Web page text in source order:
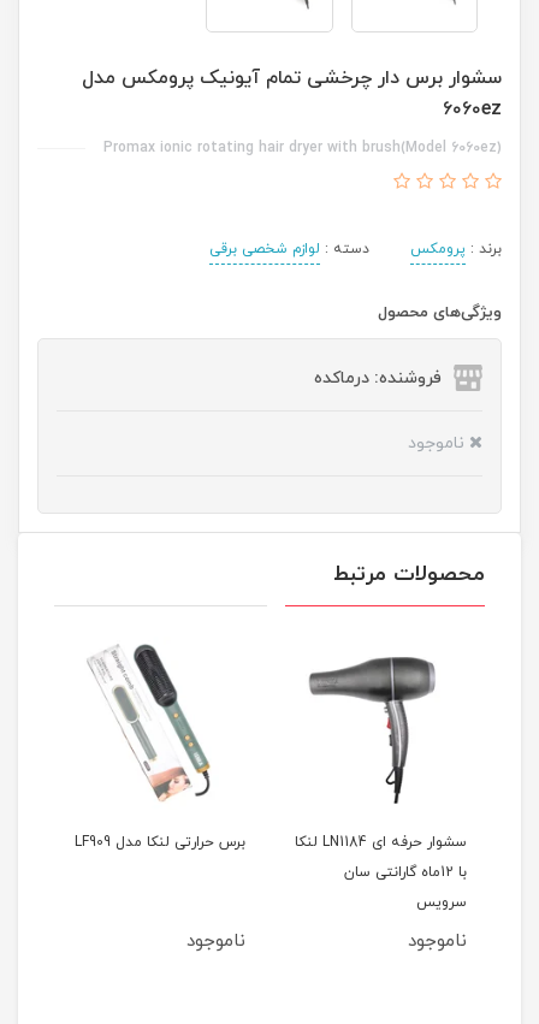
سشوار برس دار چرخشی تمام آیونیک پرومکس مدل
۶۰۶۰ez
Promax ionic rotating hair dryer with brush(Model 6060ez)
برند : پرومکس دسته : لوازم شخصی برقی
ویژگی‌های محصول
فروشنده: درماکده
ناموجود
محصولات مرتبط
سشوار حرفه ای LN1184 لنکا
با 12ماه گارانتی سان
سرویس
ناموجود
برس حرارتی لنکا مدل LF909
ناموجود